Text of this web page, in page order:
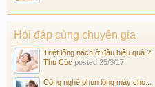
Hỏi đáp cùng chuyên gia
Triệt lông nách ở đâu hiệu quả ?
Thu Cúc posted 25/3/17
Công nghệ phun lông mày cho...